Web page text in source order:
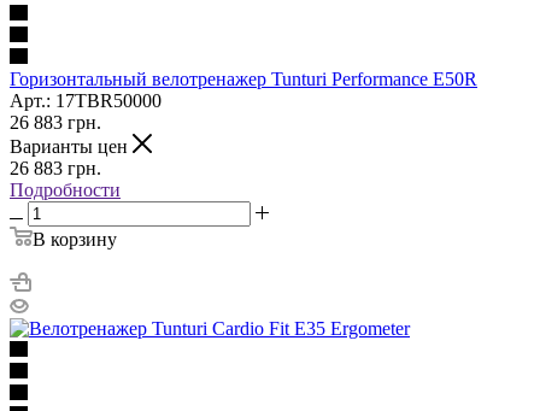
Горизонтальный велотренажер Tunturi Performance E50R
Арт.: 17TBR50000
26 883 грн.
Варианты цен
26 883 грн.
Подробности
В корзину